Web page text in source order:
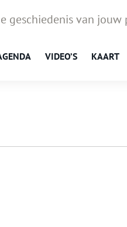
geschiedenis van jouw
VIDEO’S KAART